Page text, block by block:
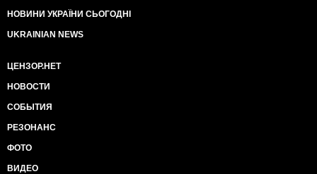
НОВИНИ УКРАЇНИ СЬОГОДНІ
UKRAINIAN NEWS
ЦЕНЗОР.НЕТ
НОВОСТИ
СОБЫТИЯ
РЕЗОНАНС
ФОТО
ВИДЕО